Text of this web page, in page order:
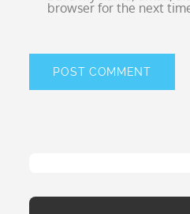
browser for the next